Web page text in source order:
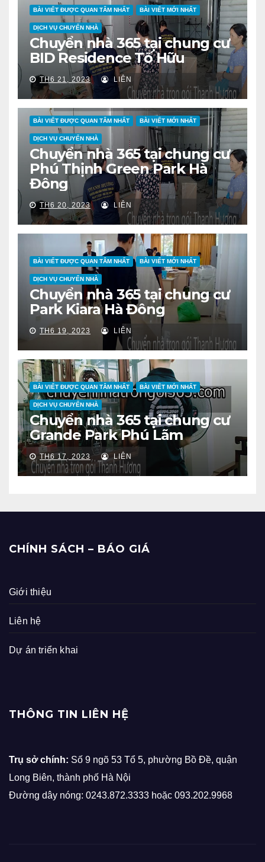
BÀI VIẾT ĐƯỢC QUAN TÂM NHẤT BÀI VIẾT MỚI NHẤT
DỊCH VỤ CHUYỂN NHÀ
Chuyển nhà 365 tại chung cư
BID Residence Tố Hữu
TH6 21, 2023 LIÊN
BÀI VIẾT ĐƯỢC QUAN TÂM NHẤT BÀI VIẾT MỚI NHẤT
DỊCH VỤ CHUYỂN NHÀ
Chuyển nhà 365 tại chung cư
Phú Thịnh Green Park Hà
Đông
TH6 20, 2023 LIÊN
BÀI VIẾT ĐƯỢC QUAN TÂM NHẤT BÀI VIẾT MỚI NHẤT
DỊCH VỤ CHUYỂN NHÀ
Chuyển nhà 365 tại chung cư
Park Kiara Hà Đông
TH6 19, 2023 LIÊN
BÀI VIẾT ĐƯỢC QUAN TÂM NHẤT BÀI VIẾT MỚI NHẤT
DỊCH VỤ CHUYỂN NHÀ
Chuyển nhà 365 tại chung cư
Grande Park Phú Lãm
TH6 17, 2023 LIÊN
CHÍNH SÁCH – BÁO GIÁ
Giới thiệu
Liên hệ
Dự án triển khai
THÔNG TIN LIÊN HỆ
Trụ sở chính: Số 9 ngõ 53 Tổ 5, phường Bồ Đề, quận
Long Biên, thành phố Hà Nội
Đường dây nóng: 0243.872.3333 hoặc 093.202.9968